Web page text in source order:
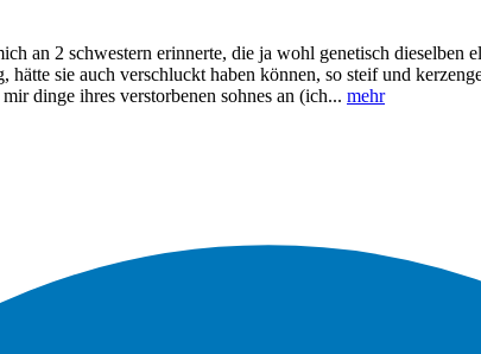
an 2 schwestern erinnerte, die ja wohl genetisch dieselben
sie auch verschluckt haben können, so steif und
dinge ihres verstorbenen sohnes an (ich... mehr